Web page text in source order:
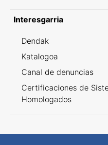
Interesgarria
Dendak
Katalogoa
Canal de denuncias
Certificaciones de
Homologados